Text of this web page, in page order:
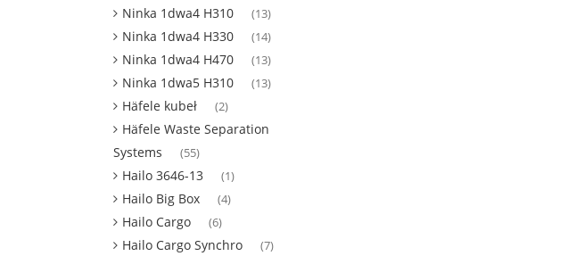
Ninka 1dwa4 H310 (13)
Ninka 1dwa4 H330 (14)
Ninka 1dwa4 H470 (13)
Ninka 1dwa5 H310 (13)
Häfele kubeł (2)
Häfele Waste Separation
Systems
(55)
Hailo 3646-13 (1)
Hailo Big Box (4)
Hailo Cargo (6)
Hailo Cargo Synchro (7)